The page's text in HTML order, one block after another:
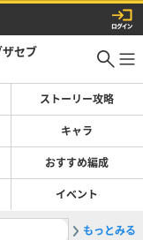
セブ
ストーリー攻略
キャラ
おすすめ編成
イベント
2人魚イ
もっとみる